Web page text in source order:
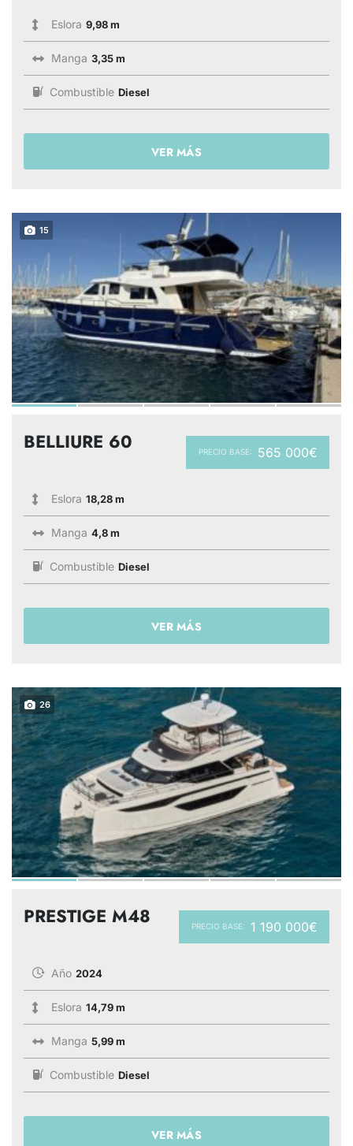
Eslora 9,98 m
Manga 3,35 m
Combustible Diesel
VER MÁS
15
PRECIO BASE: 565 000€
BELLIURE 60
Eslora 18,28 m
Manga 4,8 m
Combustible Diesel
VER MÁS
26
PRECIO BASE: 1 190 000€
PRESTIGE M48
Año 2024
Eslora 14,79 m
Manga 5,99 m
Combustible Diesel
VER MÁS